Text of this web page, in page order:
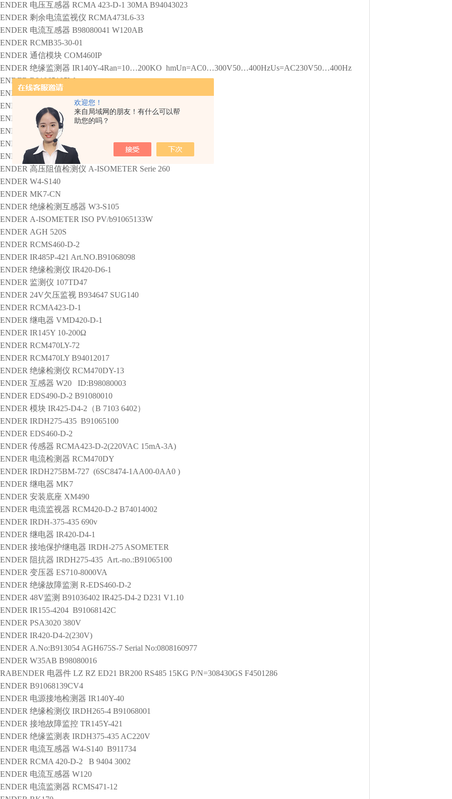
欢迎您！
来自局域网的朋友！有什么可以帮
助您的吗？
电压互感器 RCMA 423-D-1 30MA B94043023
剩余电流监视仪 RCMA473L6-33
电流互感器 B98080041 W120AB
RCMB35-30-01
通信模块 COM460IP
绝缘监测器 IR140Y-4Ran=10…200KO hmUn=AC0…300V50…400HzUs=AC230V50…400Hz
B91065105W
电压互感器
AGH150W-4，B98018006
检测仪 IR470LY2-4061 400V
RCMA472LY B9404207
VMD420 0~500V 3(N)AC
隔离变压器
ES710/10000
高压阻值检测仪 A-ISOMETER Serie 260
W4-S140
MK7-CN
绝缘检测互感器 W3-S105
A-ISOMETER ISO PV/b91065133W
AGH 520S
RCMS460-D-2
IR485P-421 Art.NO.B91068098
绝缘检测仪 IR420-D6-1
监测仪 107TD47
24V欠压监视 B934647 SUG140
RCMA423-D-1
继电器 VMD420-D-1
IR145Y 10-200Ω
RCM470LY-72
RCM470LY B94012017
绝缘检测仪 RCM470DY-13
互感器 W20 ID:B98080003
EDS490-D-2 B91080010
模块 IR425-D4-2（B 7103 6402）
IRDH275-435 B91065100
EDS460-D-2
传感器 RCMA423-D-2(220VAC 15mA-3A)
电流检测器 RCM470DY
IRDH275BM-727 (6SC8474-1AA00-0AA0 )
继电器 MK7
安装底座 XM490
电流监视器 RCM420-D-2 B74014002
IRDH-375-435 690v
继电器 IR420-D4-1
接地保护继电器 IRDH-275 ASOMETER
阻抗器 IRDH275-435 Art.-no.:B91065100
变压器 ES710-8000VA
绝缘故障监测 R-EDS460-D-2
48V监测 B91036402 IR425-D4-2 D231 V1.10
IR155-4204 B91068142C
PSA3020 380V
IR420-D4-2(230V)
A.No:B913054 AGH675S-7 Serial No:0808160977
W35AB B98080016
电器件 LZ RZ ED21 BR200 RS485 15KG P/N=308430GS F4501286
B91068139CV4
电源接地检测器 IR140Y-40
绝缘检测仪 IRDH265-4 B91068001
接地故障监控 TR145Y-421
绝缘监测表 IRDH375-435 AC220V
电流互感器 W4-S140 B911734
RCMA 420-D-2 B 9404 3002
电流互感器 W120
电流监测器 RCMS471-12